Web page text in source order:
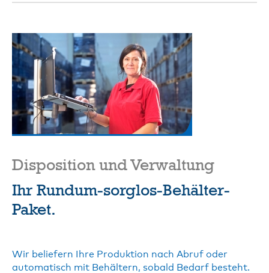
Disposition und Verwaltung
Ihr Rundum-sorglos-Behälter-
Paket.
Wir beliefern Ihre Produktion nach Abruf oder
automatisch mit Behältern, sobald Bedarf besteht.